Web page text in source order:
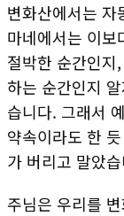
변화산에서는 자
마네에서는 이
절박한 순간인
하는 순간인지
습니다. 그래서
약속이라도 한
가 버리고 말았
주님은 우리를